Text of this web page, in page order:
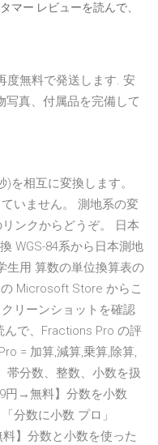
マー レビューを読んで、
度無料で発送します. 安
写真、付属品を完備して
を相互に変換します。
いません。 測地系の変
ンクからどうぞ。 日本
WGS-84系から日本測地
生用 算数の単位換算表の
Microsoft Store からこ
リーンショットを確認
んで、Fractions Pro の評
= 加算,減算,乗算,除算,
帯分数、整数、小数を扱
円→無料】分数を小数
分数に小数 プロ」
】分数と小数を使った